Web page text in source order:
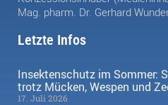
Mag. pharm. Dr. Gerhard
Letzte Infos
Insektenschutz im Sommer:
trotz Mücken, Wespen und
17. Juli 2026